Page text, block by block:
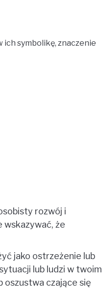
ich symbolikę, znaczenie
rozwój i
wskazywać, że
jako ostrzeżenie lub
lub ludzi w twoim
oszustwa czające się